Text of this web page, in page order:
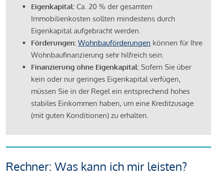
Eigenkapital: Ca. 20 % der gesamten
Immobilienkosten sollten mindestens durch
Eigenkapital aufgebracht werden.
Förderungen: Wohnbauförderungen können für Ihre
Wohnbaufinanzierung sehr hilfreich sein.
Finanzierung ohne Eigenkapital: Sofern Sie über
kein oder nur geringes Eigenkapital verfügen,
müssen Sie in der Regel ein entsprechend hohes
stabiles Einkommen haben, um eine Kreditzusage
(mit guten Konditionen) zu erhalten.
Rechner: Was kann ich mir leisten?